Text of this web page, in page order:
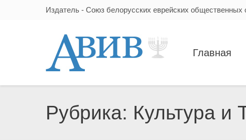
Издатель - Союз белорусских еврейских
Главная
Рубрика: Культура и